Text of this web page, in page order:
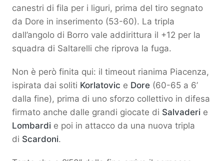
canestri di fila per i liguri, prima del tiro segnato
da Dore in inserimento (53-60). La tripla
dall’angolo di Borro vale addirittura il +12 per la
squadra di Saltarelli che riprova la fuga.
Non è però finita qui: il timeout rianima Piacenza,
ispirata dai soliti Korlatovic e Dore (60-65 a 6’
dalla fine), prima di uno sforzo collettivo in difesa
firmato anche dalle grandi giocate di Salvaderi e
Lombardi e poi in attacco da una nuova tripla
di Scardoni.